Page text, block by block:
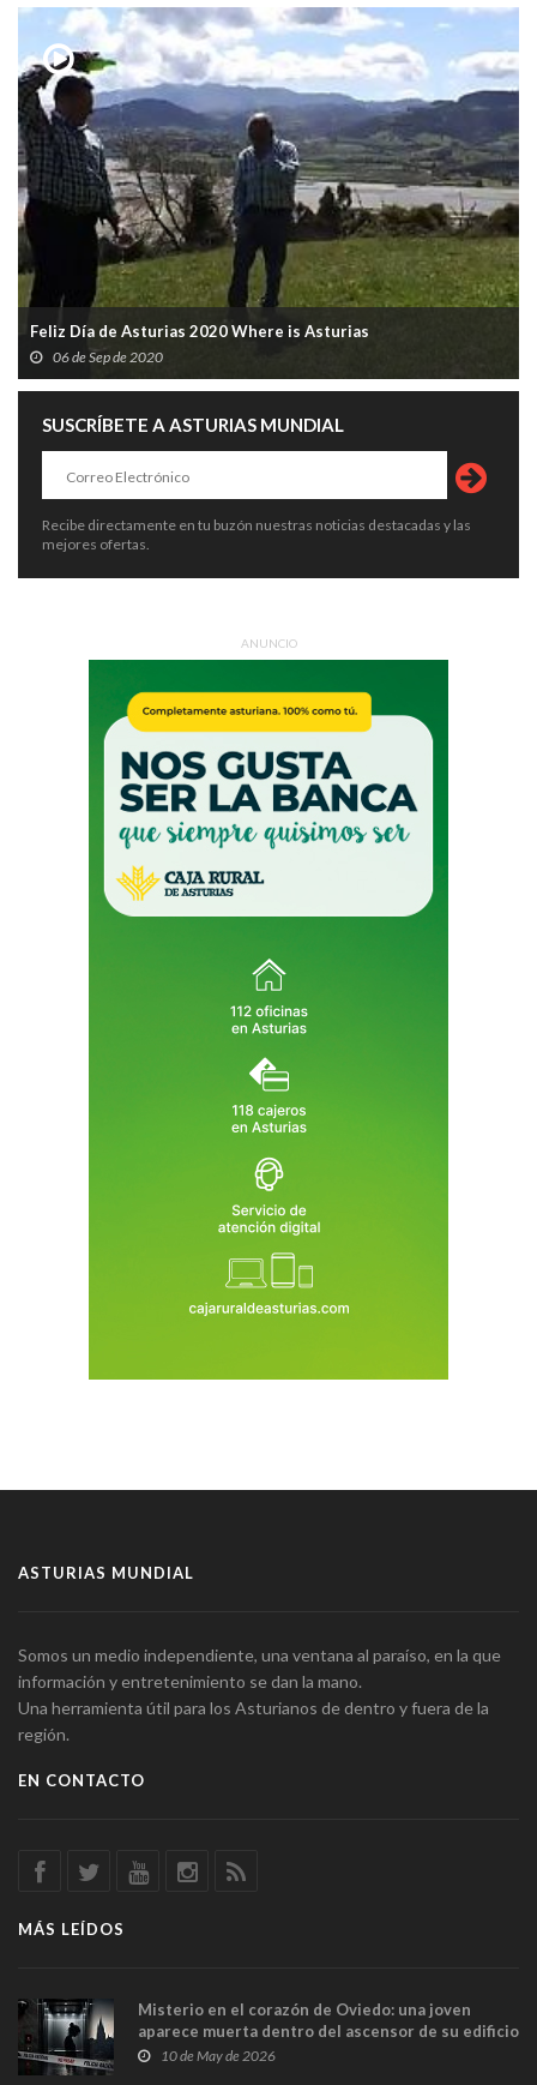
Feliz Día de Asturias 2020 Where is Asturias
06 de Sep de 2020
SUSCRÍBETE A ASTURIAS MUNDIAL
Recibe directamente en tu buzón nuestras noticias destacadas y las
mejores ofertas.
ANUNCIO
ASTURIAS MUNDIAL
Somos un medio independiente, una ventana al paraíso, en la que
información y entretenimiento se dan la mano.
Una herramienta útil para los Asturianos de dentro y fuera de la
región.
EN CONTACTO
MÁS LEÍDOS
Misterio en el corazón de Oviedo: una joven
aparece muerta dentro del ascensor de su edificio
y las cámaras captan sus últimos minutos
10 de May de 2026